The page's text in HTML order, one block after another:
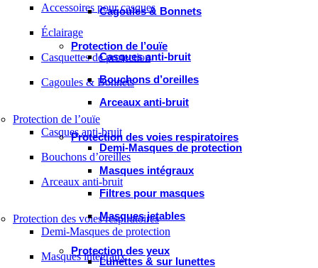
Cagoules & Bonnets
Protection de l’ouïe
Casques anti-bruit
Bouchons d’oreilles
Arceaux anti-bruit
Protection des voies respiratoires
Demi-Masques de protection
Masques intégraux
Filtres pour masques
Masques jetables
Protection des yeux
Lunettes & sur lunettes
Accessoires pour casques
Éclairage
Casquettes de protection
Cagoules & Bonnets
Protection de l’ouïe
Casques anti-bruit
Bouchons d’oreilles
Arceaux anti-bruit
Protection des voies respiratoires
Demi-Masques de protection
Masques intégraux